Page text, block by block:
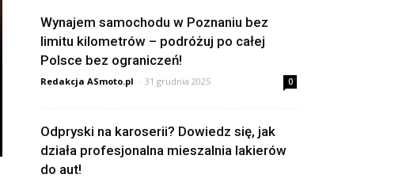
Wynajem samochodu w Poznaniu bez
limitu kilometrów – podróżuj po całej
Polsce bez ograniczeń!
Redakcja ASmoto.pl - 31 grudnia 2025 0
Odpryski na karoserii? Dowiedz się, jak
działa profesjonalna mieszalnia lakierów
do aut!